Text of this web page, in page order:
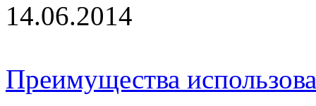
14.06.2014
Преимущества